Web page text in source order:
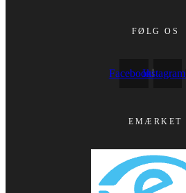
FØLG OS
FacebookInstagram
EMÆRKET